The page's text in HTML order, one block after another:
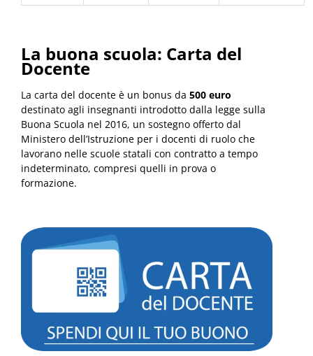
La buona scuola: Carta del
Docente
La carta del docente è un bonus da 500 euro
destinato agli insegnanti introdotto dalla legge sulla
Buona Scuola nel 2016, un sostegno offerto dal
Ministero dell’Istruzione per i docenti di ruolo che
lavorano nelle scuole statali con contratto a tempo
indeterminato, compresi quelli in prova o
formazione.